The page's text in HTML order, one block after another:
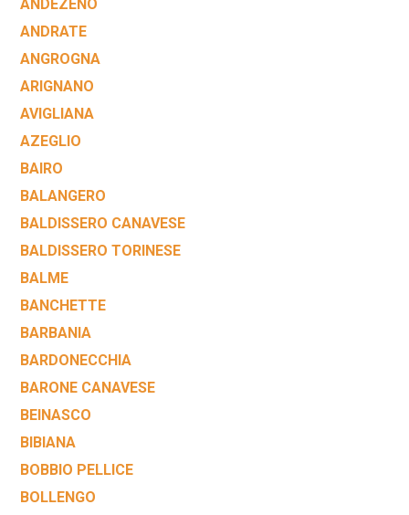
ANDEZENO
ANDRATE
ANGROGNA
ARIGNANO
AVIGLIANA
AZEGLIO
BAIRO
BALANGERO
BALDISSERO CANAVESE
BALDISSERO TORINESE
BALME
BANCHETTE
BARBANIA
BARDONECCHIA
BARONE CANAVESE
BEINASCO
BIBIANA
BOBBIO PELLICE
BOLLENGO